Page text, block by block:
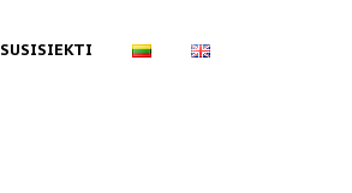
SUSISIEKTI